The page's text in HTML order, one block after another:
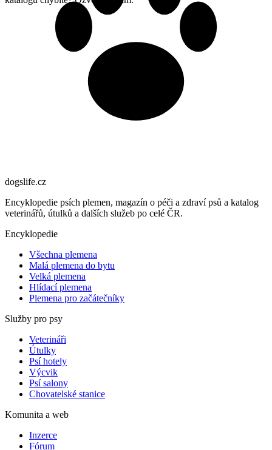
dogslife.cz
Encyklopedie psích plemen, magazín o péči a zdraví psů a katalog
veterinářů, útulků a dalších služeb po celé ČR.
Encyklopedie
Všechna plemena
Malá plemena do bytu
Velká plemena
Hlídací plemena
Plemena pro začátečníky
Služby pro psy
Veterináři
Útulky
Psí hotely
Výcvik
Psí salony
Chovatelské stanice
Komunita a web
Inzerce
Fórum